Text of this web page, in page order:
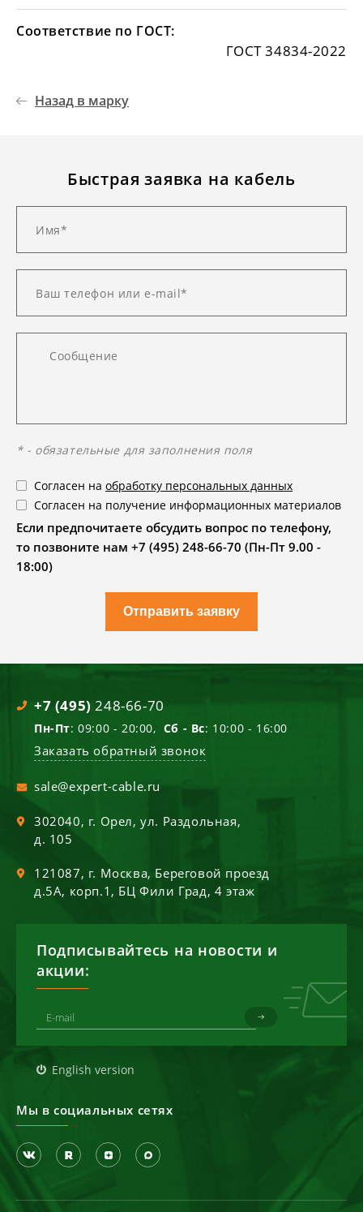
Соответствие по ГОСТ:
ГОСТ 34834-2022
Назад в марку
Быстрая заявка на кабель
* - обязательные для заполнения поля
Согласен на обработку персональных данных
Согласен на получение информационных материалов
Если предпочитаете обсудить вопрос по телефону,
то позвоните нам +7 (495) 248-66-70 (Пн-Пт 9.00 -
18:00)
Отправить заявку
+7 (495) 248-66-70
Пн-Пт: 09:00 - 20:00, Сб - Вс: 10:00 - 16:00
Заказать обратный звонок
sale@expert-cable.ru
302040, г. Орел,ул. Раздольная,
д. 105
121087, г. Москва, Береговой проезд
д.5А, корп.1, БЦ Фили Град, 4 этаж
Подписывайтесь на новости и
акции:
English version
Мы в социальных сетях